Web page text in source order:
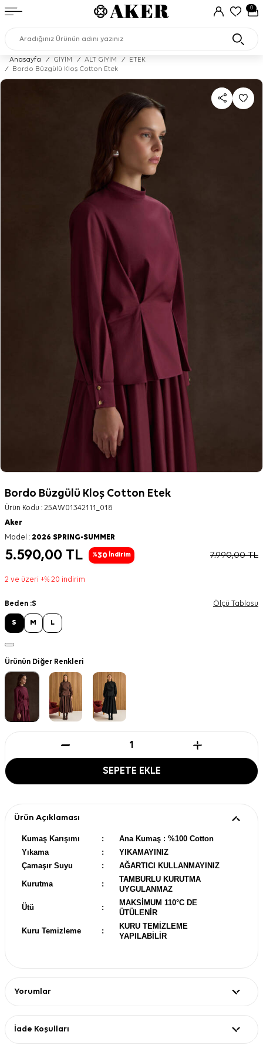
0
Anasayfa / GİYİM / ALT GİYİM /
ETEK
/
Bordo Büzgülü Kloş Cotton Etek
Bordo Büzgülü Kloş Cotton Etek
Ürün Kodu : 25AW01342111_018
Aker
Model : 2026 SPRING-SUMMER
5.590,00 TL %30 İndirim 7.990,00TL
2 ve üzeri +% 20 indirim
Beden :S Ölçü Tablosu
S M L
Ürünün Diğer Renkleri
SEPETE EKLE
Ürün Açıklaması
Kumaş Karışımı :
Ana Kumaş : %100 Cotton
Yıkama
:
YIKAMAYINIZ
Çamaşır Suyu
: AĞARTICI KULLANMAYINIZ
Kurutma :
TAMBURLU KURUTMA
UYGULANMAZ
Ütü :
MAKSİMUM 110°C DE
ÜTÜLENİR
Kuru Temizleme :
KURU TEMİZLEME
YAPILABİLİR
Yorumlar
İade Koşulları